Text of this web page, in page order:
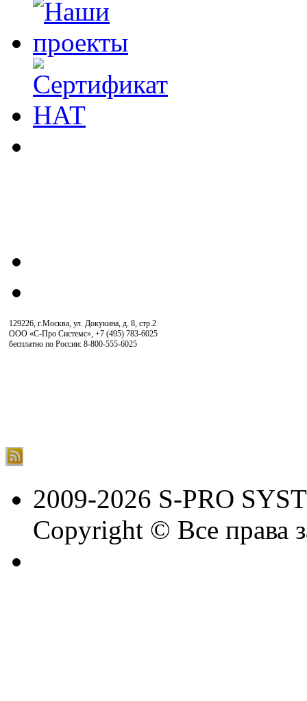
129226, г.Москва, ул. Докукина, д. 8, стр.2
ООО «С-Про Системс», +7 (495) 783-6025
бесплатно по России: 8-800-555-6025
2009-2026 S-PRO
Copyright © Все права